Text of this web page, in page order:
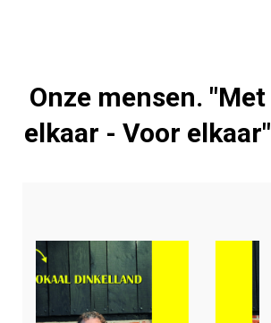
Onze mensen. "Met
elkaar - Voor elkaar"